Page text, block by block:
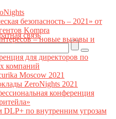
связь
безопасность – 2021» от
Kompra
– новые вызовы и
для директоров по
компаний
Moscow 2021
ZeroNights 2021
конференция
по внутренним угрозам